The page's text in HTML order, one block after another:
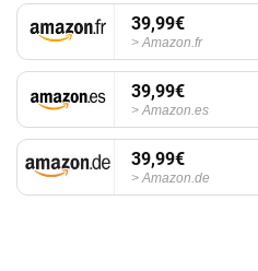
39,99€
Amazon.fr
39,99€
Amazon.es
39,99€
Amazon.de